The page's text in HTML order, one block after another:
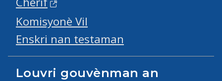
Komisyonè Vil
Enskri nan testaman
Louvri gouvènman an